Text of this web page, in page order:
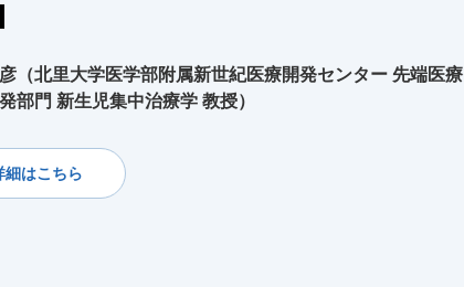
（北里大学医学部附属新世紀医療開発センター 先端医療
部門 新生児集中治療学 教授）
細はこちら